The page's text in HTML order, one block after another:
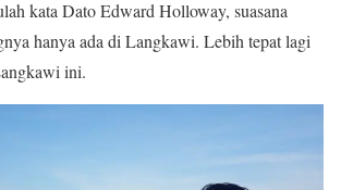
kata Dato Edward Holloway, suasana
hanya ada di Langkawi. Lebih tepat lagi
ini.